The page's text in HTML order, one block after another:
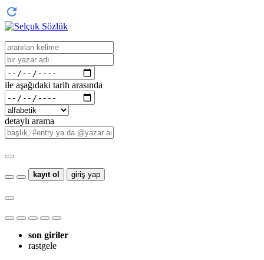
ile aşağıdaki tarih arasında
detaylı arama
kayıt ol giriş yap
son giriler
rastgele